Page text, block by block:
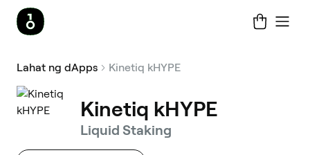
Lahat ng dApps Kinetiq kHYPE
Kinetiq kHYPE
Liquid Staking